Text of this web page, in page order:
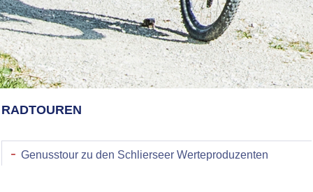
RADTOUREN
Genusstour zu den Schlierseer Werteproduzenten